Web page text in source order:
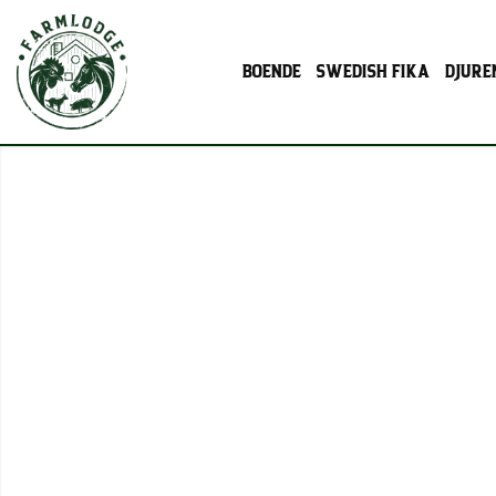
BOENDE SWEDISH FIKA